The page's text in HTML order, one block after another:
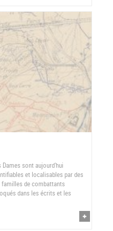
Dames sont aujourd'hui
et localisables par des
de combattants
dans les écrits et les